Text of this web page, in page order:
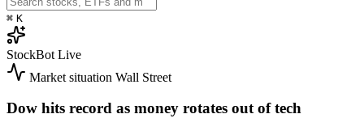
⌘ K
StockBot Live
Market situation Wall Street
Dow hits record as money rotates out of tech